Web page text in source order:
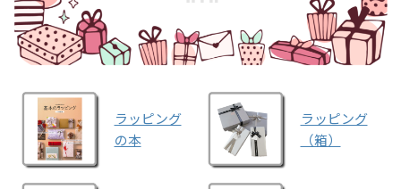
ラッピング
の本
ラッピング
（箱）